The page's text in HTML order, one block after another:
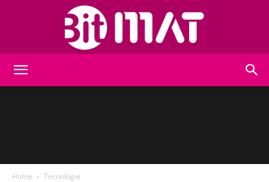
Home Tecnologie